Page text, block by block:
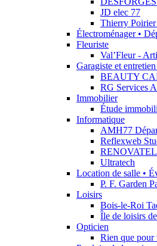
JD elec 77
Thierry
Électroménager •
Fleuriste
Val’Fleur -
Garagiste et
BEAUTY
RG Services
Immobilier
Étude
Informatique
AMH77
Reflexweb
RENOVATEL
Ultratech
Location de salle •
P. F. Garden
Loisirs
Bois-le-Roi
Île de loisirs
Opticien
Rien que pour